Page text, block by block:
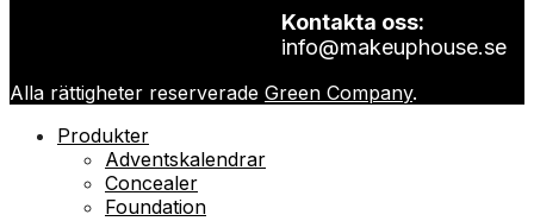
Kontakta oss:
info@makeuphouse.se
Alla rättigheter reserverade Green Company.
Produkter
Adventskalendrar
Concealer
Foundation